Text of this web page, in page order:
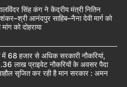
सिंह कंग ने केंद्रीय मंत्री नितिन
आनंदपुर साहिब–नैना देवी मार्ग को
को दोहराया
68 हजार से अधिक सरकारी नौकरियां,
लाख प्राइवेट नौकरियों के अवसर पैदा
सृजित कर रही है मान सरकार : अमन